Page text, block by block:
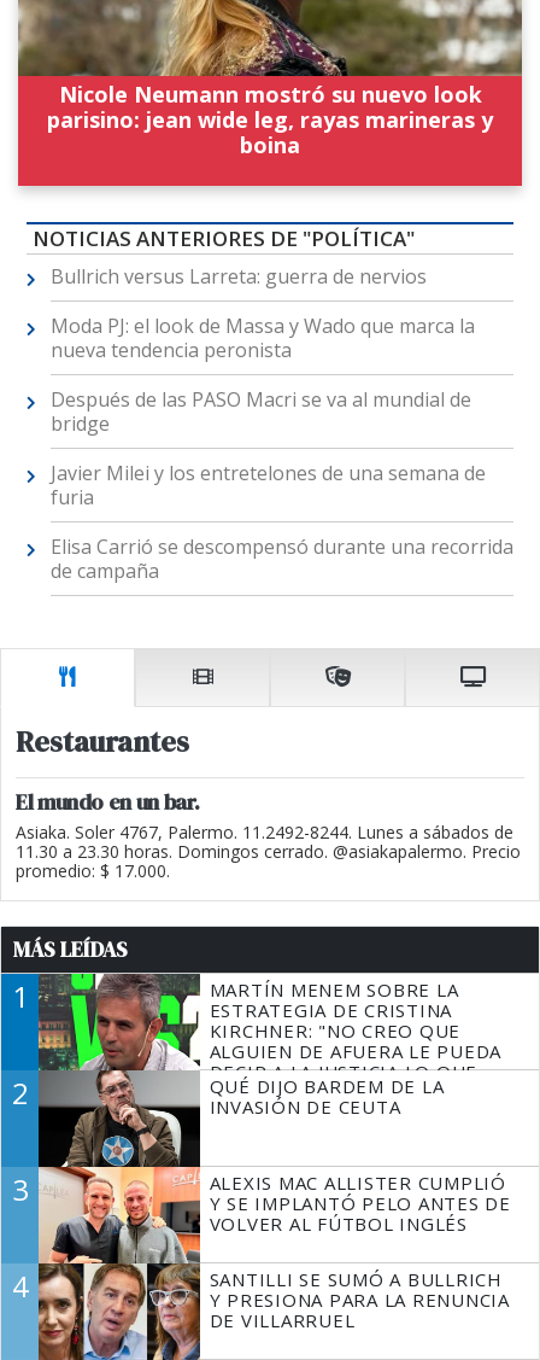
Nicole Neumann mostró su nuevo look
parisino: jean wide leg, rayas marineras y
boina
NOTICIAS ANTERIORES DE "POLÍTICA"
Bullrich versus Larreta: guerra de nervios
Moda PJ: el look de Massa y Wado que marca la
nueva tendencia peronista
Después de las PASO Macri se va al mundial de
bridge
Javier Milei y los entretelones de una semana de
furia
Elisa Carrió se descompensó durante una recorrida
de campaña
Restaurantes
El mundo en un bar.
Asiaka. Soler 4767, Palermo. 11.2492-8244. Lunes a sábados de
11.30 a 23.30 horas. Domingos cerrado. @asiakapalermo. Precio
promedio: $ 17.000.
MÁS LEÍDAS
1
MARTÍN MENEM SOBRE LA
ESTRATEGIA DE CRISTINA
KIRCHNER: "NO CREO QUE
ALGUIEN DE AFUERA LE PUEDA
DECIR A LA JUSTICIA LO QUE
TIENE QUE HACER"
2
QUÉ DIJO BARDEM DE LA
INVASIÓN DE CEUTA
3
ALEXIS MAC ALLISTER CUMPLIÓ
Y SE IMPLANTÓ PELO ANTES DE
VOLVER AL FÚTBOL INGLÉS
4
SANTILLI SE SUMÓ A BULLRICH
Y PRESIONA PARA LA RENUNCIA
DE VILLARRUEL